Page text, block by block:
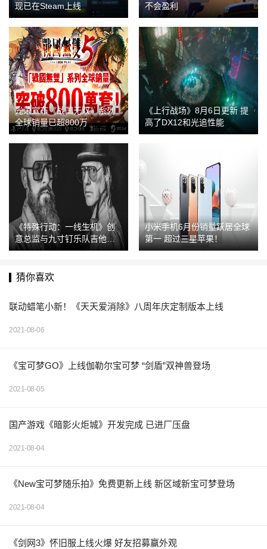
现已在Steam上线
不会盈利
光荣宣布《战国无双》系列
全球销量已超800万
《上行战场》8月6日更新 提
高了DX12和光追性能
《特殊行动：一线生机》创
意总监与九寸钉乐队吉他手
成立新工作室
小米手机6月份销量跃居全球
第一 超过三星苹果！
猜你喜欢
联动蜡笔小新！《天天爱消除》八周年庆定制版本上线
2021-08-06
《宝可梦GO》上线伽勒尔宝可梦 “剑盾”双神兽登场
2021-08-05
国产游戏《暗影火炬城》开发完成 已进厂压盘
2021-08-04
《New宝可梦随乐拍》免费更新上线 新区域新宝可梦登场
2021-08-04
《剑网3》怀旧服上线火爆 好友招募赢外观